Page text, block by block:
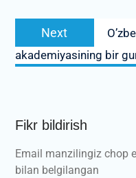
Next
Next
post:
akademiyasining bir
Fikr bildirish
Email manzilingiz chop
bilan belgilangan